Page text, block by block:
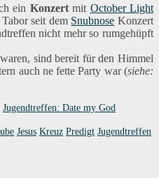
ein Konzertmit October Light
seit dem Snubnose Konzert
nicht mehr so rumgehüpft
sind bereit für den Himmel
auch ne fette Party war (siehe:
Jugendtreffen: Date my God
Jesus Kreuz Predigt Jugendtreffen